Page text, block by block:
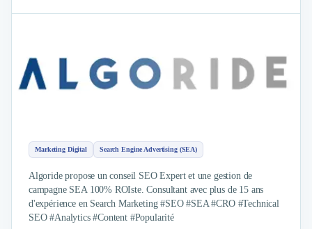
Marketing Digital Search Engine Advertising (SEA)
Algoride propose un conseil SEO Expert et une gestion de
campagne SEA 100% ROIste. Consultant avec plus de 15 ans
d'expérience en Search Marketing #SEO #SEA #CRO #Technical
SEO #Analytics #Content #Popularité